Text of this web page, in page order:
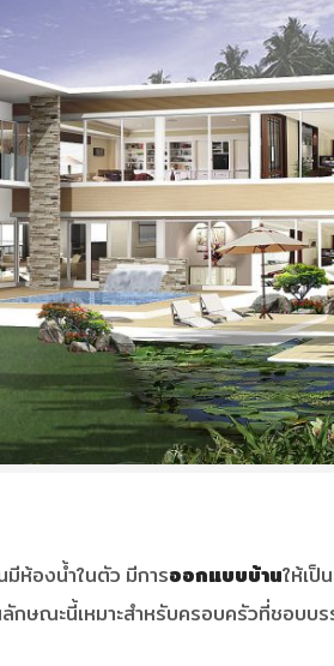
ห้องน้ำในตัว มีการออกแบบบ้านให้เป็
ลักษณะนี้เหมาะสำหรับครอบครัวที่ชอบบ